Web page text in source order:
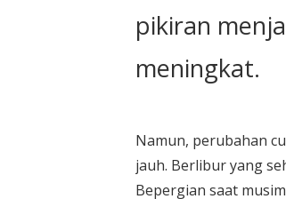
pikiran
meningkat.
Namun, perubahan
jauh. Berlibur yang
Bepergian saat